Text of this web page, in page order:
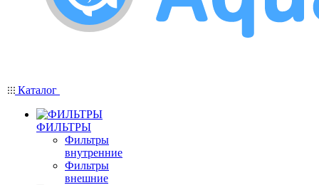
Каталог
ФИЛЬТРЫ
Фильтры
внутренние
Фильтры
внешние